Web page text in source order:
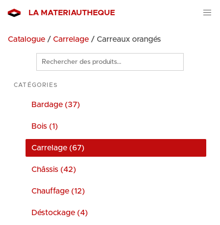
LA MATERIAUTHEQUE
Catalogue / Carrelage / Carreaux orangés
Rechercher
des
produits
CATÉGORIES
Bardage (37)
Bois (1)
Carrelage (67)
Châssis (42)
Chauffage (12)
Déstockage (4)